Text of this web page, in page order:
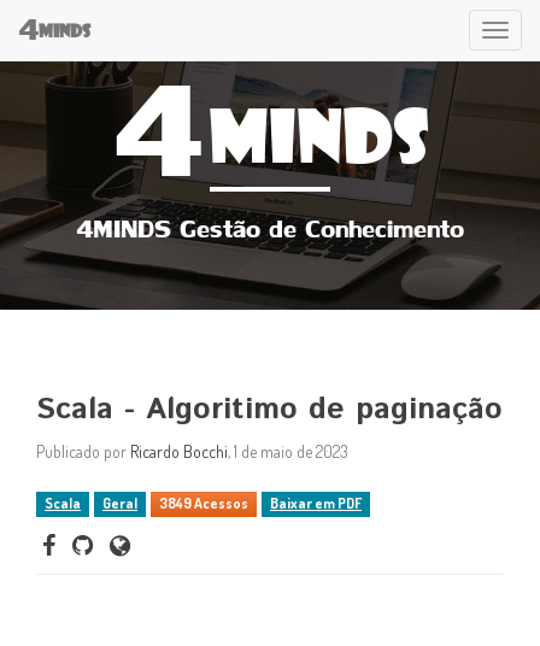
4MINDS 4MINDS
4MINDS Gestão de Conhecimento
Scala - Algoritimo de paginação
Publicado por Ricardo Bocchi, 1 de maio de 2023
Scala Geral 3849 Acessos Baixar em PDF